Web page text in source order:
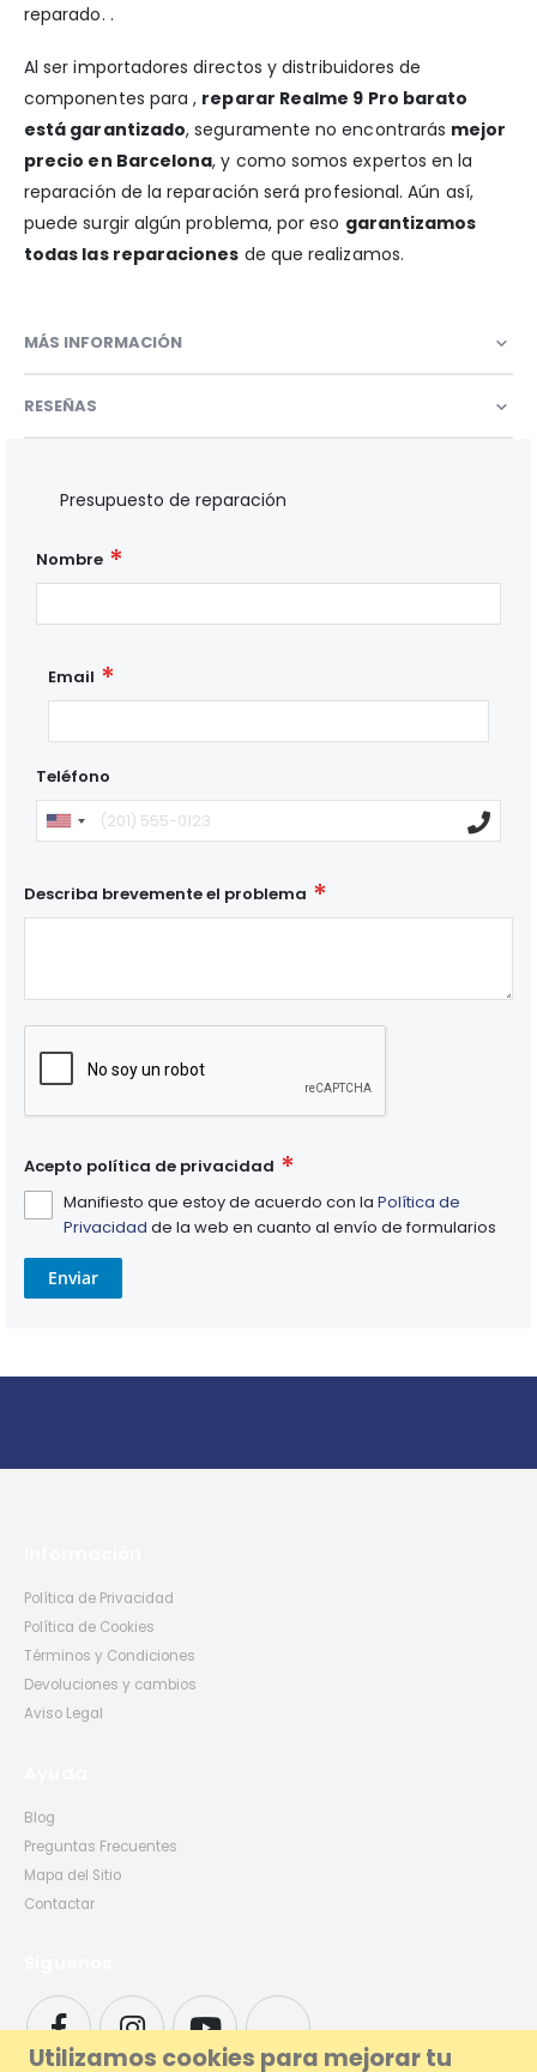
Utilizamos cookies para mejorar tu
reparado. .
Al ser importadores directos y distribuidores de
componentes para , reparar Realme 9 Pro barato
está garantizado, seguramente no encontrarás mejor
precio en Barcelona, y como somos expertos en la
reparación de la reparación será profesional. Aún así,
puede surgir algún problema, por eso garantizamos
todas las reparaciones de que realizamos.
MÁS INFORMACIÓN
RESEÑAS
Presupuesto de reparación
Nombre
Email
Teléfono
Describa brevemente el problema
Acepto política de privacidad
Manifiesto que estoy de acuerdo con la Política de
Privacidad de la web en cuanto al envío de formularios
Enviar
Política de Privacidad
Política de Cookies
Términos y Condiciones
Devoluciones y cambios
Aviso Legal
Blog
Preguntas Frecuentes
Mapa del Sitio
Contactar